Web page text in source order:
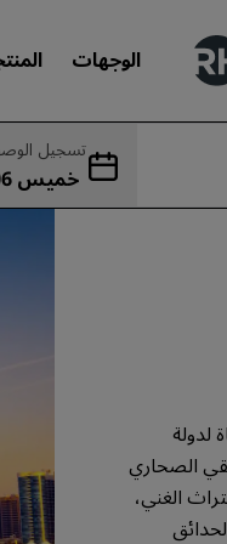
الوجهات
تسجيل
جمعة 07 أغسطس
لدولة
الصحاري
الغني،